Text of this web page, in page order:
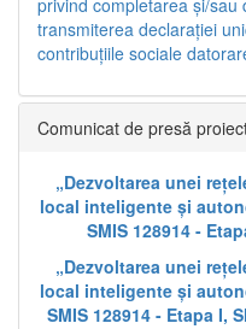
privind completarea și/
transmiterea declarației
contribuțiile sociale
Comunicat de presă
„Dezvoltarea unei
local inteligente și
SMIS 128914 -
„Dezvoltarea unei
local inteligente și
SMIS 128914 - Etapa I,